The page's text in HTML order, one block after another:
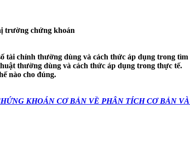
trường chứng khoán
tài chính thường dùng và cách thức áp dụng trong tìm
thường dùng và cách thức áp dụng trong thực tế.
nào cho đúng.
KHOÁN CƠ BẢN VỀ PHÂN TÍCH CƠ BẢN